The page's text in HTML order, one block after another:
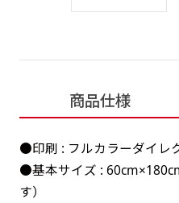
商品仕様
●印刷 : フルカラーダイレ
●基本サイズ :
す）
ご購入時の案内にそ
文字だけのぼり［
ご購入時の案内に沿
さい。
返事を頂いたあとに製
ロゴ有り名入れ［
ご購入時の案内にそ
イルまたは、文章で
ロゴ有り名入れ（要
コンパク
えてきました。
コンビニさんなどで多
コンパク
えてきました。
コンビニさんなどで多
タペストリー
※パイプ紐付き※備考欄